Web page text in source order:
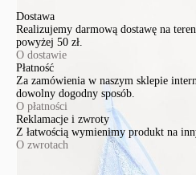
Dostawa
Realizujemy darmową dostawę na
powyżej 50 zł.
O dostawie
Płatność
Za zamówienia w naszym sklepie
dowolny dogodny sposób.
O płatności
Reklamacje i zwroty
Z łatwością wymienimy produkt na
O zwrotach